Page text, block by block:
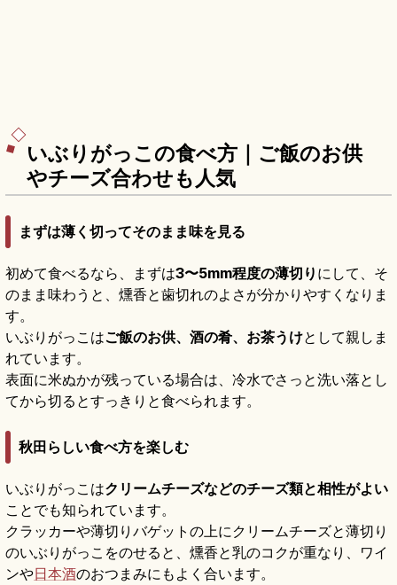
いぶりがっこの食べ方｜ご飯のお供
やチーズ合わせも人気
まずは薄く切ってそのまま味を見る
初めて食べるなら、まずは3〜5mm程度の薄切り にして、そ
のまま味わうと、燻香と歯切れのよさが分かりやすくなりま
す。
いぶりがっこはご飯のお供、酒の肴、お茶うけとして親しま
れています。
表面に米ぬかが残っている場合は、冷水でさっと洗い落とし
てから切るとすっきりと食べられます。
秋田らしい食べ方を楽しむ
いぶりがっこはクリームチーズなどのチーズ類と相性がよい
ことでも知られています。
クラッカーや薄切りバゲットの上にクリームチーズと薄切り
のいぶりがっこをのせると、燻香と乳のコクが重なり、ワイ
ンや日本酒のおつまみにもよく合います。